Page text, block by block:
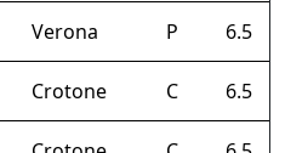
Verona P 6.5
Crotone C 6.5